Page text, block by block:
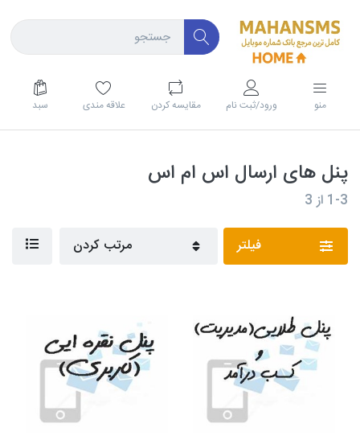
منو ورود/ثبت نام مقايسه كردن علاقه مندی سبد
پنل های ارسال اس ام اس
1-3 از3
فیلتر مرتب کردن